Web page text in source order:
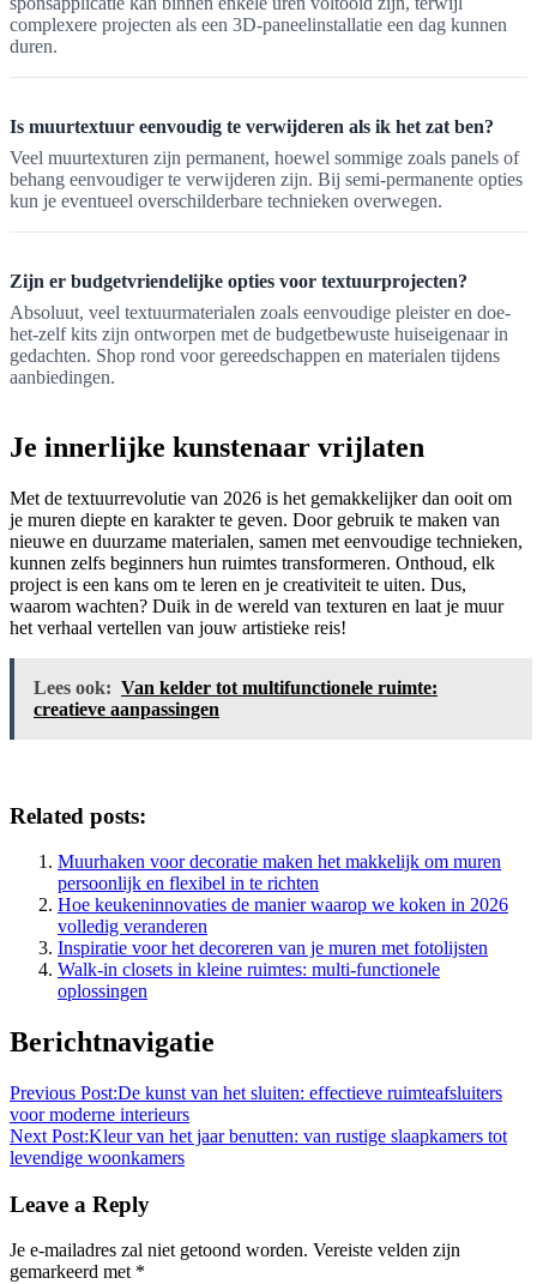
complexere projecten als een 3D-paneelinstallatie een dag kunnen
duren.
Is muurtextuur eenvoudig te verwijderen als ik het zat ben?
Veel muurtexturen zijn permanent, hoewel sommige zoals panels of
behang eenvoudiger te verwijderen zijn. Bij semi-permanente opties
kun je eventueel overschilderbare technieken overwegen.
Zijn er budgetvriendelijke opties voor textuurprojecten?
Absoluut, veel textuurmaterialen zoals eenvoudige pleister en doe-
het-zelf kits zijn ontworpen met de budgetbewuste huiseigenaar in
gedachten. Shop rond voor gereedschappen en materialen tijdens
aanbiedingen.
Je innerlijke kunstenaar vrijlaten
Met de textuurrevolutie van 2026 is het gemakkelijker dan ooit om
je muren diepte en karakter te geven. Door gebruik te maken van
nieuwe en duurzame materialen, samen met eenvoudige technieken,
kunnen zelfs beginners hun ruimtes transformeren. Onthoud, elk
project is een kans om te leren en je creativiteit te uiten. Dus,
waarom wachten? Duik in de wereld van texturen en laat je muur
het verhaal vertellen van jouw artistieke reis!
Lees ook: Van kelder tot multifunctionele ruimte:
creatieve aanpassingen
Related posts:
Muurhaken voor decoratie maken het makkelijk om muren
persoonlijk en flexibel in te richten
Hoe keukeninnovaties de manier waarop we koken in 2026
volledig veranderen
Inspiratie voor het decoreren van je muren met fotolijsten
Walk-in closets in kleine ruimtes: multi-functionele
oplossingen
Berichtnavigatie
Previous Post:De kunst van het sluiten: effectieve ruimteafsluiters
voor moderne interieurs
Next Post:Kleur van het jaar benutten: van rustige slaapkamers tot
levendige woonkamers
Leave a Reply
Je e-mailadres zal niet getoond worden. Vereiste velden zijn
gemarkeerd met *